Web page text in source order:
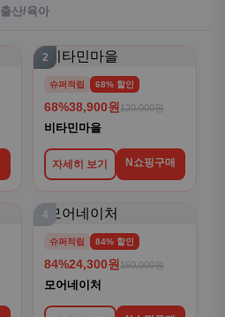
출산/육아
2
슈퍼적립 68% 할인
68%38,900원 120,000원
비타민마을
자세히 보기 N쇼핑구매
4
슈퍼적립 84% 할인
84%24,300원 150,000원
모어네이처